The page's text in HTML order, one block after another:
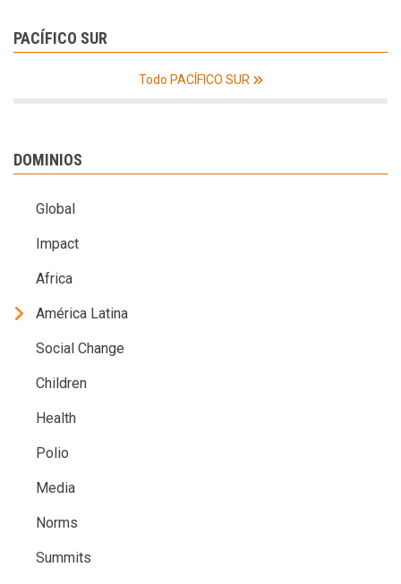
PACÍFICO SUR
Todo PACÍFICO SUR
DOMINIOS
Global
Impact
Africa
América Latina
Social Change
Children
Health
Polio
Media
Norms
Summits